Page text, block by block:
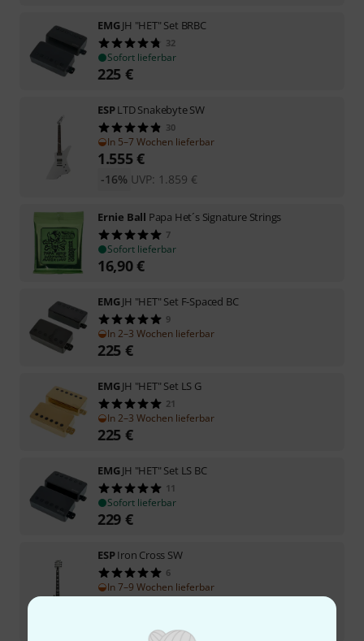
EMGJH "HET" Set BRBC
32
Sofort lieferbar
225 €
ESPLTD Snakebyte SW
30
In 5–7 Wochen lieferbar
1.555€
UVP: 1.859 €
-16%
Ernie Ball Papa Het´s Signature Strings
7
Sofort lieferbar
16,90€
EMGJH "HET" Set F-Spaced BC
9
In 2–3 Wochen lieferbar
225 €
EMGJH "HET" Set LS G
21
In 2–3 Wochen lieferbar
225 €
EMGJH "HET" Set LS BC
11
Sofort lieferbar
229 €
ESPIron Cross SW
6
In 7–9 Wochen lieferbar